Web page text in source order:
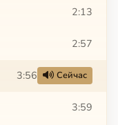
2:13
2:57
3:56 Сейчас
3:59